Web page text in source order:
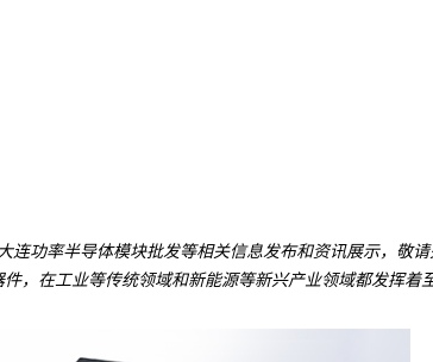
连功率半导体模块批发等相关信息发布和资讯展示，敬请
，在工业等传统领域和新能源等新兴产业领域都发挥着